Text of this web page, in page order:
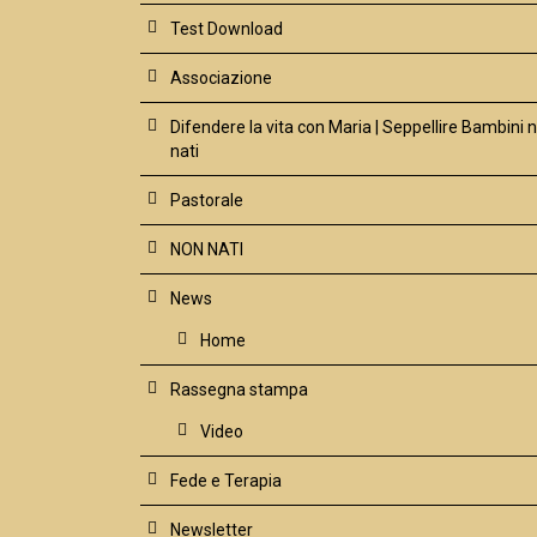
Test Download
Associazione
Difendere la vita con Maria | Seppellire Bambini
nati
Pastorale
NON NATI
News
Home
Rassegna stampa
Video
Fede e Terapia
Newsletter